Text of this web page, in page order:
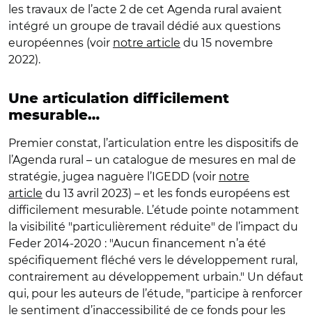
les travaux de l’acte 2 de cet Agenda rural avaient
intégré un groupe de travail dédié aux questions
européennes (voir notre article du 15 novembre
2022).
Une articulation difficilement
mesurable…
Premier constat, l’articulation entre les dispositifs de
l’Agenda rural – un catalogue de mesures en mal de
stratégie, jugea naguère l’IGEDD (voir notre
article du 13 avril 2023) – et les fonds européens est
difficilement mesurable. L’étude pointe notamment
la visibilité "particulièrement réduite" de l’impact du
Feder 2014-2020 : "Aucun financement n’a été
spécifiquement fléché vers le développement rural,
contrairement au développement urbain." Un défaut
qui, pour les auteurs de l’étude, "participe à renforcer
le sentiment d’inaccessibilité de ce fonds pour les